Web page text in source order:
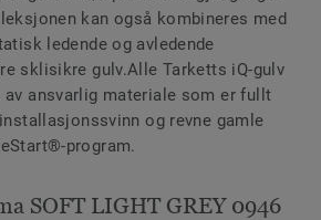
kan også kombineres med
ledende og avledende
sklisikre gulv.Alle Tarketts iQ-gulv
av ansvarlig materiale som er fullt
og revne gamle
program.
SOFT LIGHT GREY 0946